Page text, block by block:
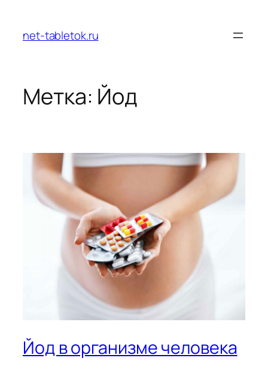
содержимому
net-tabletok.ru
Метка: Йод
Йод в организме человека